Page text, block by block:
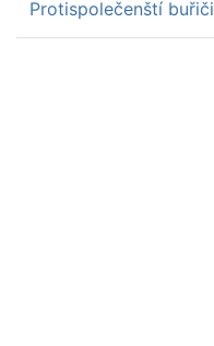
Protispolečenští buřiči